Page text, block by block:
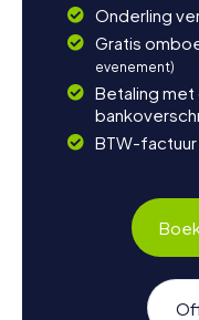
Onderling
Gratis
evenement)
Betaling met
BTW-factuur